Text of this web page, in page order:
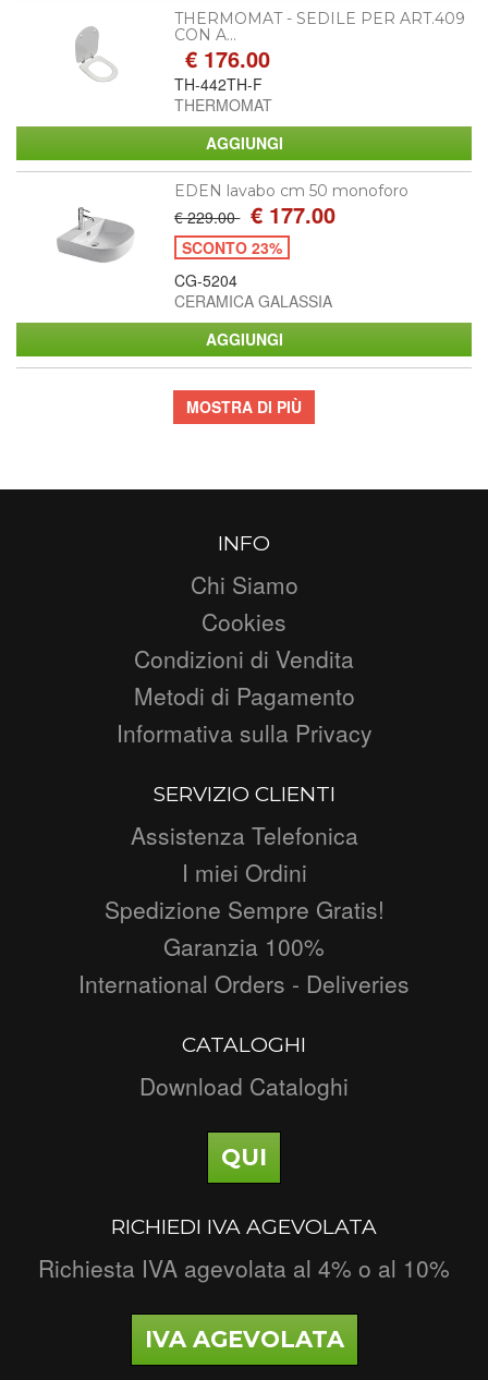
THERMOMAT - SEDILE PER ART.409
CON A...
€ 176.00
TH-442TH-F
THERMOMAT
EDEN lavabo cm 50 monoforo
€ 229.00 € 177.00
SCONTO 23%
CG-5204
CERAMICA GALASSIA
MOSTRA DI PIÙ
INFO
Chi Siamo
Cookies
Condizioni di Vendita
Metodi di Pagamento
Informativa sulla Privacy
SERVIZIO CLIENTI
Assistenza Telefonica
I miei Ordini
Spedizione Sempre Gratis!
Garanzia 100%
International Orders - Deliveries
CATALOGHI
Download Cataloghi
QUI
RICHIEDI IVA AGEVOLATA
Richiesta IVA agevolata al 4% o al 10%
IVA AGEVOLATA